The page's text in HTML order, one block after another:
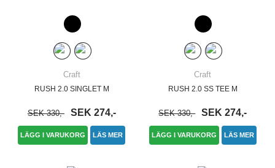
Craft
RUSH 2.0 SINGLET M
SEK 330,- SEK 274,-
LÄGG I VARUKORG LÄS MER
Craft
RUSH 2.0 SS TEE M
SEK 330,- SEK 274,-
LÄGG I VARUKORG LÄS MER